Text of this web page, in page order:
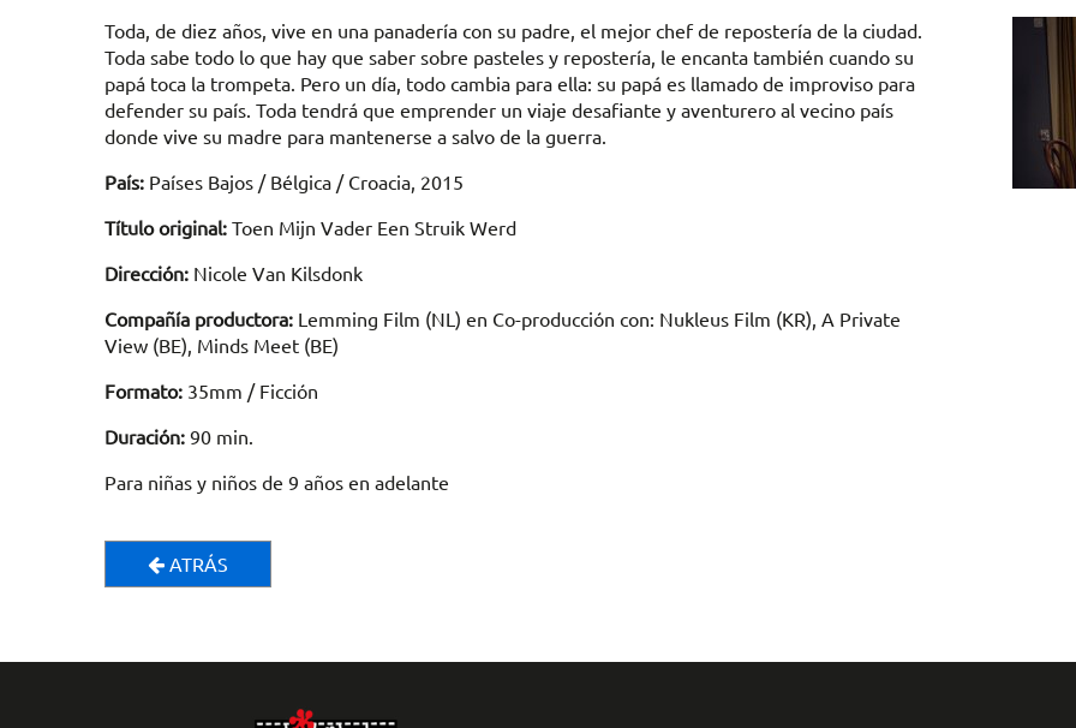
Toda, de diez años, vive en una panadería con su padre, el mejor chef de repostería de la ciudad.
Toda sabe todo lo que hay que saber sobre pasteles y repostería, le encanta también cuando su
papá toca la trompeta. Pero un día, todo cambia para ella: su papá es llamado de improviso para
defender su país. Toda tendrá que emprender un viaje desafiante y aventurero al vecino país
donde vive su madre para mantenerse a salvo de la guerra.
País: Países Bajos / Bélgica / Croacia, 2015
Título original: Toen Mijn Vader Een Struik Werd
Dirección: Nicole Van Kilsdonk
Compañía productora: Lemming Film (NL) en Co-producción con: Nukleus Film (KR), A Private
View (BE), Minds Meet (BE)
Formato: 35mm / Ficción
Duración: 90 min.
Para niñas y niños de 9 años en adelante
ATRÁS